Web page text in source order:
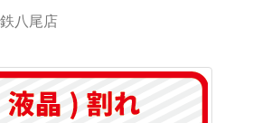
八尾店